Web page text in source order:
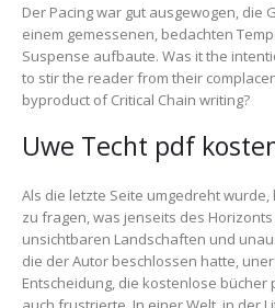
Der Pacing war gut ausgewogen, die
einem gemessenen, bedachten
Suspense aufbaute. Was it the
to stir the reader from their
byproduct of Critical Chain writing?
Uwe Techt pdf
Als die letzte Seite umgedreht wurde,
zu fragen, was jenseits des
unsichtbaren Landschaften und
die der Autor beschlossen hatte,
Entscheidung, die kostenlose